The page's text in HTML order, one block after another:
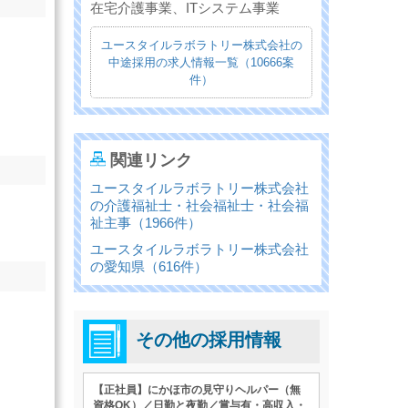
在宅介護事業、ITシステム事業
ユースタイルラボラトリー株式会社の
中途採用の求人情報一覧（10666案
件）
関連リンク
ユースタイルラボラトリー株式会社
の介護福祉士・社会福祉士・社会福
祉主事（1966件）
ユースタイルラボラトリー株式会社
の愛知県（616件）
その他の採用情報
【正社員】にかほ市の見守りヘルパー（無